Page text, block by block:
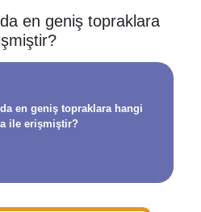
en geniş topraklara
en geniş topraklara hangi
ile erişmiştir?